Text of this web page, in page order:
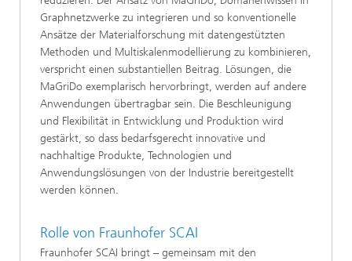
Graphnetzwerke zu integrieren und so konventionelle
Ansätze der Materialforschung mit datengestützten
Methoden und Multiskalenmodellierung zu kombinieren,
verspricht einen substantiellen Beitrag. Lösungen, die
MaGriDo exemplarisch hervorbringt, werden auf andere
Anwendungen übertragbar sein. Die Beschleunigung
und Flexibilität in Entwicklung und Produktion wird
gestärkt, so dass bedarfsgerecht innovative und
nachhaltige Produkte, Technologien und
Anwendungslösungen von der Industrie bereitgestellt
werden können.
Rolle von Fraunhofer SCAI
Fraunhofer SCAI bringt – gemeinsam mit den